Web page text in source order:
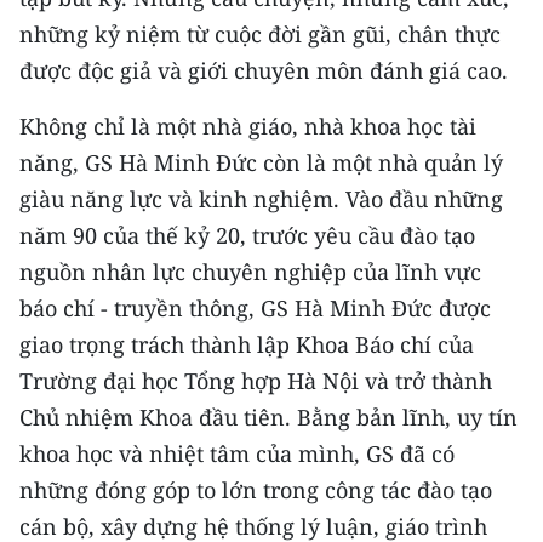
ENGLISH
中文
FRANÇAIS
РУССКИЙ
ESPAÑOL
한국어
những kỷ niệm từ cuộc đời gần gũi, chân thực
được độc giả và giới chuyên môn đánh giá cao.
Không chỉ là một nhà giáo, nhà khoa học tài
năng, GS Hà Minh Đức còn là một nhà quản lý
giàu năng lực và kinh nghiệm. Vào đầu những
năm 90 của thế kỷ 20, trước yêu cầu đào tạo
nguồn nhân lực chuyên nghiệp của lĩnh vực
báo chí - truyền thông, GS Hà Minh Đức được
giao trọng trách thành lập Khoa Báo chí của
Trường đại học Tổng hợp Hà Nội và trở thành
Chủ nhiệm Khoa đầu tiên. Bằng bản lĩnh, uy tín
khoa học và nhiệt tâm của mình, GS đã có
những đóng góp to lớn trong công tác đào tạo
cán bộ, xây dựng hệ thống lý luận, giáo trình